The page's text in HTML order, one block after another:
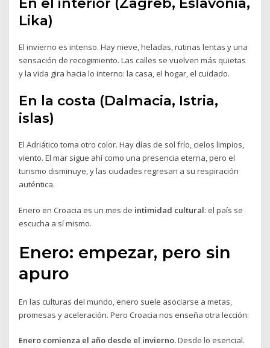
Lika)
El invierno es intenso. Hay nieve, heladas, rutinas lentas y una
sensación de recogimiento. Las calles se vuelven más quietas
y la vida gira hacia lo interno: la casa, el hogar, el cuidado.
En la costa (Dalmacia, Istria,
islas)
El Adriático toma otro color. Hay días de sol frío, cielos limpios,
viento. El mar sigue ahí como una presencia eterna, pero el
turismo disminuye, y las ciudades regresan a su respiración
auténtica.
Enero en Croacia es un mes de intimidad cultural: el país se
escucha a sí mismo.
Enero: empezar, pero sin
apuro
En las culturas del mundo, enero suele asociarse a metas,
promesas y aceleración. Pero Croacia nos enseña otra lección:
Enero comienza el año desde el invierno.Desde lo esencial.